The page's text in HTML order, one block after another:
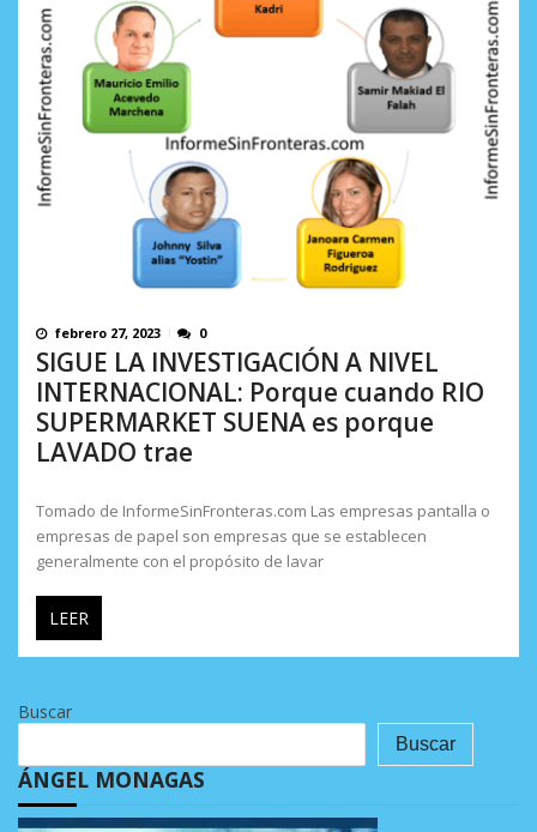
AGOSTO 6, 2026
febrero 27, 2023 0
SIGUE LA INVESTIGACIÓN A NIVEL
INTERNACIONAL: Porque cuando RIO
SUPERMARKET SUENA es porque
LAVADO trae
Tomado de InformeSinFronteras.com Las empresas pantalla o
empresas de papel son empresas que se establecen
generalmente con el propósito de lavar
LEER
Buscar
Buscar
ÁNGEL MONAGAS